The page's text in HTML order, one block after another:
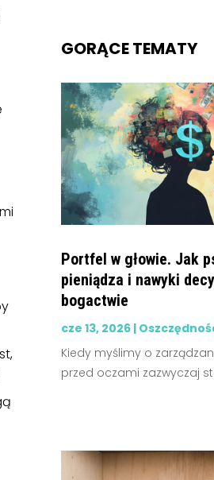
GORĄCE TEMATY
Portfel w głowie. Jak
pieniądza i nawyki
bogactwie
cze 13, 2026|
Kiedy myślimy o
przed oczami zazwyczaj